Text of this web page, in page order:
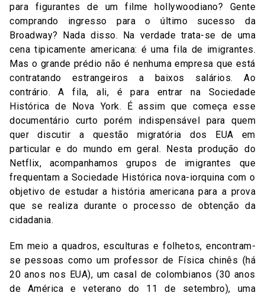
para figurantes de um filme hollywoodiano? Gente
comprando ingresso para o último sucesso da
Broadway? Nada disso. Na verdade trata-se de uma
cena tipicamente americana: é uma fila de imigrantes.
Mas o grande prédio não é nenhuma empresa que está
contratando estrangeiros a baixos salários. Ao
contrário. A fila, ali, é para entrar na Sociedade
Histórica de Nova York. É assim que começa esse
documentário curto porém indispensável para quem
quer discutir a questão migratória dos EUA em
particular e do mundo em geral. Nesta produção do
Netflix, acompanhamos grupos de imigrantes que
frequentam a Sociedade Histórica nova-iorquina com o
objetivo de estudar a história americana para a prova
que se realiza durante o processo de obtenção da
cidadania.
Em meio a quadros, esculturas e folhetos, encontram-
se pessoas como um professor de Física chinês (há
20 anos nos EUA), um casal de colombianos (30 anos
de América e veterano do 11 de setembro), uma